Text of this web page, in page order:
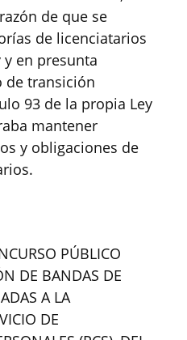
de que se
de licenciatarios
y en presunta
de transición
93 de la propia Ley
mantener
y obligaciones de
PÚBLICO
DE BANDAS DE
A LA
DE